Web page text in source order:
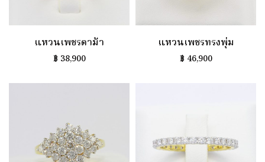
แหวนเพชรตาม้า
฿ 38,900
แหวนเพชรทรงพุ่ม
฿ 46,900